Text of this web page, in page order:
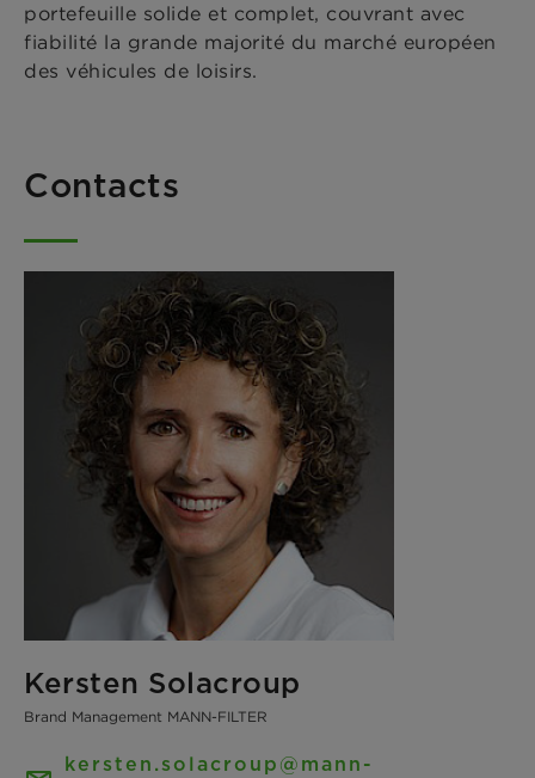
portefeuille solide et complet, couvrant avec
fiabilité la grande majorité du marché européen
des véhicules de loisirs.
Contacts
Kersten Solacroup
Brand Management MANN-FILTER
kersten.solacroup@mann-